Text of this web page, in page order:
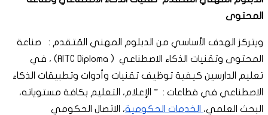
المحتوى
ويتركز الهدف الأساسي من الدبلوم المهني المُتقدم : صناعة
المحتوى وتقنيات الذكاء الاصطناعي ( AITC Diploma) ، في
تعليم الدارسين كيفية توظيف تقنيات وأدوات وتطبيقات الذكاء
الاصطناعي في قطاعات : ” الإعلام، التعليم بكافة مستوياته،
البحث العلمي، الخدمات الحكومية، الاتصال الحكومي